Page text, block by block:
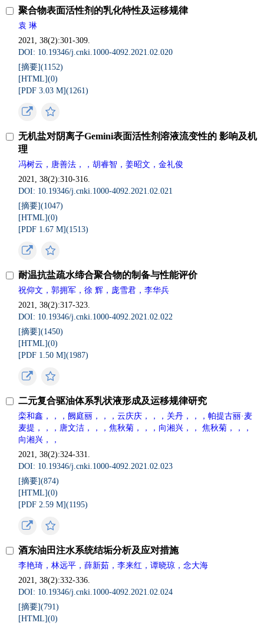
聚合物表面活性剂的乳化特性及运移规律
袁 琳
2021, 38(2):301-309.
DOI: 10.19346/j.cnki.1000-4092.2021.02.020
[摘要](1152)
[HTML](0)
[PDF 3.03 M](1261)
无机盐对阴离子Gemini表面活性剂溶液流变性的 影响及机
理
冯树云，唐善法，，胡睿智，姜昭文，金礼俊
2021, 38(2):310-316.
DOI: 10.19346/j.cnki.1000-4092.2021.02.021
[摘要](1047)
[HTML](0)
[PDF 1.67 M](1513)
耐温抗盐疏水缔合聚合物的制备与性能评价
祝仰文，郭拥军，徐 辉，庞雪君，李华兵
2021, 38(2):317-323.
DOI: 10.19346/j.cnki.1000-4092.2021.02.022
[摘要](1450)
[HTML](0)
[PDF 1.50 M](1987)
二元复合驱油体系乳状液形成及运移规律研究
栾和鑫，，，阙庭丽，，，云庆庆，，，关丹，，，帕提古丽·麦
麦提，，，唐文洁，，，焦秋菊，，，向湘兴，， 焦秋菊，，，
向湘兴，，
2021, 38(2):324-331.
DOI: 10.19346/j.cnki.1000-4092.2021.02.023
[摘要](874)
[HTML](0)
[PDF 2.59 M](1195)
酒东油田注水系统结垢分析及应对措施
李艳琦，林远平，薛新茹，李来红，谭晓琼，念大海
2021, 38(2):332-336.
DOI: 10.19346/j.cnki.1000-4092.2021.02.024
[摘要](791)
[HTML](0)